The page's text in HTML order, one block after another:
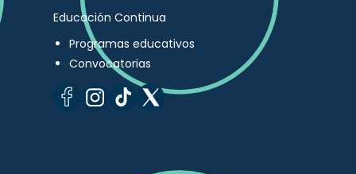
Educación Continua
Programas educativos
Convocatorias